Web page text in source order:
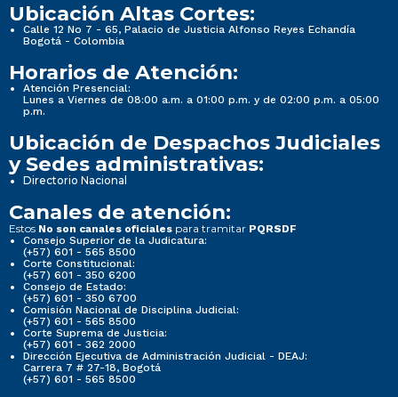
Ubicación Altas Cortes:
Calle 12 No 7 - 65, Palacio de Justicia Alfonso Reyes Echandía
Bogotá - Colombia
Horarios de Atención:
Atención Presencial:
Lunes a Viernes de 08:00 a.m. a 01:00 p.m. y de 02:00 p.m. a 05:00
p.m.
Ubicación de Despachos Judiciales
y Sedes administrativas:
Directorio Nacional
Canales de atención:
Estos No son canales oficiales para tramitar PQRSDF
Consejo Superior de la Judicatura:
(+57) 601 - 565 8500
Corte Constitucional:
(+57) 601 - 350 6200
Consejo de Estado:
(+57) 601 - 350 6700
Comisión Nacional de Disciplina Judicial:
(+57) 601 - 565 8500
Corte Suprema de Justicia:
(+57) 601 - 362 2000
Dirección Ejecutiva de Administración Judicial - DEAJ:
Carrera 7 # 27-18, Bogotá
(+57) 601 - 565 8500